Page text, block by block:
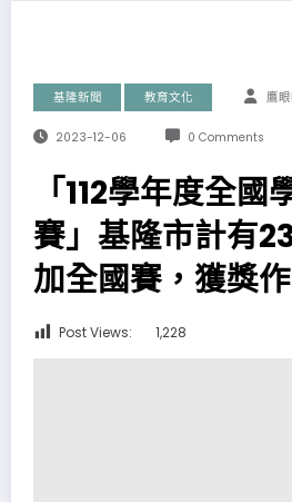
基隆新聞 教育文化 鷹
2023-12-06 0 Comments
「112學年度全
賽」基隆市計有
加全國賽，獲獎
Post Views: 1,228